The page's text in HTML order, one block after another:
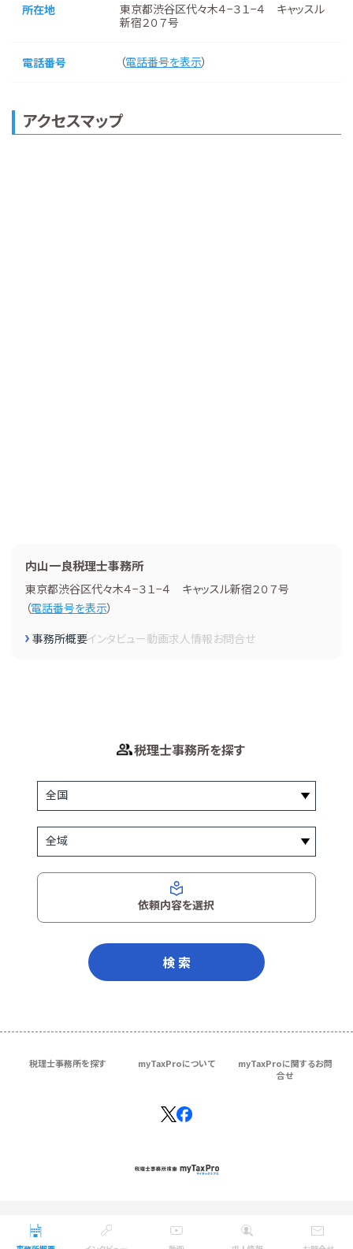
所在地
東京都渋谷区代々木４−３１−４ キャッスル
新宿２０７号
電話番号 （電話番号を表示）
アクセスマップ
内山一良税理士事務所
東京都渋谷区代々木４−３１−４ キャッスル新宿２０７号
（電話番号を表示）
事務所概要インタビュー動画求人情報お問合せ
税理士事務所を探す
依頼内容を選択
検 索
税理士事務所を探す myTaxProについて
myTaxProに関するお問
合せ
Copyright © ＴＫＣ Corporation
All Rights Reserved.